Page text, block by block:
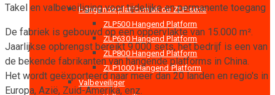
Hangende platform uit de ZLP-serie
ZLP500 Hangend Platform
ZLP630 Hangend Platform
ZLP800 Hangend Platform
ZLP1000 Hangend Platform
Valbeveiliger
Takel en valbeveiliging voor tijdelijke en permanente toegang
De fabriek is gebouwd op een oppervlakte van 15.000 m².
Jaarlijkse opbrengst bereikt 9.000 sets, het bedrijf is een van
de bekende fabrikanten van hangende platforms in China.
Het wordt geëxporteerd naar meer dan 20 landen en regio's in
Europa, Azië, Zuid-Amerika, enz.